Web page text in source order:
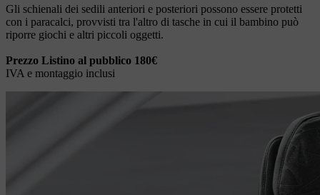
Gli schienali dei sedili anteriori e posteriori possono essere protetti
con i paracalci, provvisti tra l'altro di tasche in cui il bambino può
riporre giochi e altri piccoli oggetti.
Prezzo Listino al pubblico 180€
IVA e montaggio inclusi